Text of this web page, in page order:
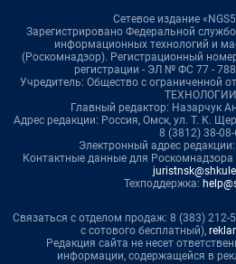
Сетевое издание
Зарегистрировано Федеральной
информационных технологий и
(Роскомнадзор). Регистрационный
регистрации - ЭЛ № ФС 77 -
Учредитель: Общество с ограниченной
Главный редактор: Назарчук
Адрес редакции: Россия, Омск, ул. Т. К.
8 (3812) 38-08-
Электронный адрес редакции:
Контактные данные для Роскомнадзора
Техподдержка:
Связаться с отделом продаж: 8 (383) 212-
с сотового бесплатный),
Редакция сайта не несет
информации, содержащейся в